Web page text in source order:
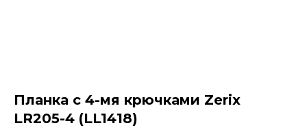
Планка с 4-мя крючками Zerix
LR205-4 (LL1418)